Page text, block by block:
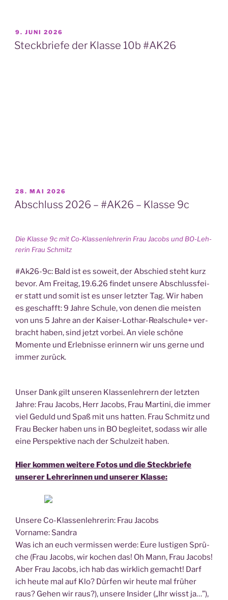
VERÖFFENTLICHT
AM
9. JUNI 2026
Steckbriefe der Klasse 10b #AK26
VERÖFFENTLICHT
AM
28. MAI 2026
Abschluss 2026 – #AK26 – Klasse 9c
Die Klas­se 9c mit Co-Klas­sen­leh­re­rin Frau Jacobs und BO-Leh­
re­rin Frau Schmitz
#Ak26-9c: Bald ist es soweit, der Abschied steht kurz
bevor. Am Frei­tag, 19.6.26 fin­det unse­re Abschluss­fei­
er statt und somit ist es unser letz­ter Tag. Wir haben
es geschafft: 9 Jah­re Schu­le, von denen die meis­ten
von uns 5 Jah­re an der Kai­ser-Lothar-Real­schu­le+ ver­
bracht haben, sind jetzt vor­bei. An vie­le schö­ne
Momen­te und Erleb­nis­se erin­nern wir uns ger­ne und
immer zurück.
Unser Dank gilt unse­ren Klas­sen­leh­rern der letz­ten
Jah­re: Frau Jacobs, Herr Jacobs, Frau Mar­ti­ni, die immer
viel Geduld und Spaß mit uns hat­ten. Frau Schmitz und
Frau Becker haben uns in BO beglei­tet, sodass wir alle
eine Per­spek­ti­ve nach der Schul­zeit haben.
Hier kom­men wei­te­re Fotos und die Steck­brie­fe
unse­rer Leh­re­rin­nen und unse­rer Klasse:
Unse­re Co-Klas­sen­leh­re­rin: Frau Jacobs
Vor­na­me: Sandra
Was ich an euch ver­mis­sen wer­de: Eure lus­ti­gen Sprü­
che (Frau Jacobs, wir kochen das! Oh Mann, Frau Jacobs!
Aber Frau Jacobs, ich hab das wirk­lich gemacht! Darf
ich heu­te mal auf Klo? Dür­fen wir heu­te mal frü­her
raus? Gehen wir raus?), unse­re Insi­der („Ihr wisst ja…”),